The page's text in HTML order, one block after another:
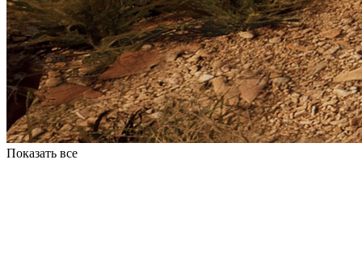
Показать все